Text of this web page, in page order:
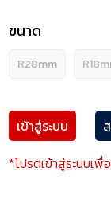
ขนาด
R28mm
เข้าสู่ระบบ
*โปรดเข้าสู่ระบบเ